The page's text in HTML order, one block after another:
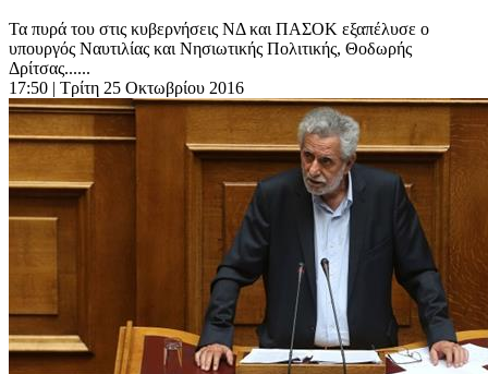
Τα πυρά του στις κυβερνήσεις ΝΔ και ΠΑΣΟΚ εξαπέλυσε ο
υπουργός Ναυτιλίας και Νησιωτικής Πολιτικής, Θοδωρής
Δρίτσας......
17:50 | Τρίτη 25 Οκτωβρίου 2016